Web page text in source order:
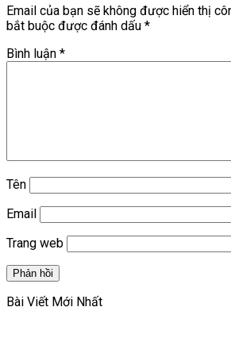
Email của bạn sẽ không được hiển thị
bắt buộc được đánh dấu *
Bình luận *
Tên
Email
Trang web
Bài Viết Mới Nhất